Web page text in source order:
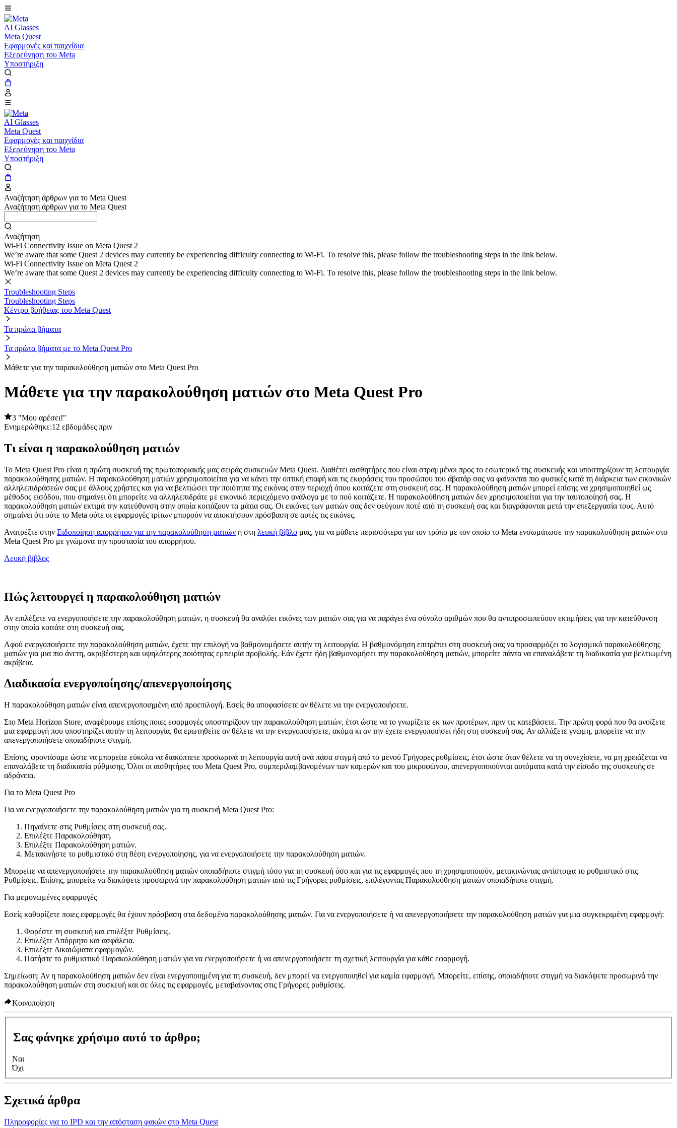
AI Glasses
Meta Quest
Εφαρμογές και παιχνίδια
Εξερεύνηση του Meta
Υποστήριξη
AI Glasses
Meta Quest
Εφαρμογές και παιχνίδια
Εξερεύνηση του Meta
Υποστήριξη
Αναζήτηση άρθρων για το Meta Quest
Αναζήτηση άρθρων για το Meta Quest
Αναζήτηση
Wi-Fi Connectivity Issue on Meta Quest 2
We’re aware that some Quest 2 devices may currently be experiencing difficulty connecting to Wi-Fi. To resolve this, please follow the troubleshooting steps in the link below.
Wi-Fi Connectivity Issue on Meta Quest 2
We’re aware that some Quest 2 devices may currently be experiencing difficulty connecting to Wi-Fi. To resolve this, please follow the troubleshooting steps in the link below.
Troubleshooting Steps
Troubleshooting Steps
Κέντρο βοήθειας του Meta Quest
Τα πρώτα βήματα
Τα πρώτα βήματα με το Meta Quest Pro
Μάθετε για την παρακολούθηση ματιών στο Meta Quest Pro
Μάθετε για την παρακολούθηση ματιών στο Meta Quest Pro
3 "Μου αρέσει!"
Ενημερώθηκε:12 εβδομάδες πριν
Τι είναι η παρακολούθηση ματιών
Το Meta Quest Pro είναι η πρώτη συσκευή της πρωτοποριακής μας σειράς συσκευών Meta Quest. Διαθέτει αισθητήρες που είναι στραμμένοι προς το εσωτερικό της συσκευής και υποστηρίζουν τη λειτουργία
παρακολούθησης ματιών. Η παρακολούθηση ματιών χρησιμοποιείται για να κάνει την οπτική επαφή και τις εκφράσεις του προσώπου του άβατάρ σας να φαίνονται πιο φυσικές κατά τη διάρκεια των εικονικών
αλληλεπιδράσεών σας με άλλους χρήστες και για να βελτιώσει την ποιότητα της εικόνας στην περιοχή όπου κοιτάζετε στη συσκευή σας. Η παρακολούθηση ματιών μπορεί επίσης να χρησιμοποιηθεί ως
μέθοδος εισόδου, που σημαίνει ότι μπορείτε να αλληλεπιδράτε με εικονικό περιεχόμενο ανάλογα με το πού κοιτάζετε. Η παρακολούθηση ματιών δεν χρησιμοποιείται για την ταυτοποίησή σας. Η
παρακολούθηση ματιών εκτιμά την κατεύθυνση στην οποία κοιτάζουν τα μάτια σας. Οι εικόνες των ματιών σας δεν φεύγουν ποτέ από τη συσκευή σας και διαγράφονται μετά την επεξεργασία τους. Αυτό
σημαίνει ότι ούτε το Meta ούτε οι εφαρμογές τρίτων μπορούν να αποκτήσουν πρόσβαση σε αυτές τις εικόνες.
Ανατρέξτε στην Ειδοποίηση απορρήτου για την παρακολούθηση ματιών ή στη λευκή βίβλο μας, για να μάθετε περισσότερα για τον τρόπο με τον οποίο το Meta ενσωμάτωσε την παρακολούθηση ματιών στο
Meta Quest Pro με γνώμονα την προστασία του απορρήτου.
Λευκή βίβλος
Πώς λειτουργεί η παρακολούθηση ματιών
Αν επιλέξετε να ενεργοποιήσετε την παρακολούθηση ματιών, η συσκευή θα αναλύει εικόνες των ματιών σας για να παράγει ένα σύνολο αριθμών που θα αντιπροσωπεύουν εκτιμήσεις για την κατεύθυνση
στην οποία κοιτάτε στη συσκευή σας.
Αφού ενεργοποιήσετε την παρακολούθηση ματιών, έχετε την επιλογή να βαθμονομήσετε αυτήν τη λειτουργία. Η βαθμονόμηση επιτρέπει στη συσκευή σας να προσαρμόζει το λογισμικό παρακολούθησης
ματιών για μια πιο άνετη, ακριβέστερη και υψηλότερης ποιότητας εμπειρία προβολής. Εάν έχετε ήδη βαθμονομήσει την παρακολούθηση ματιών, μπορείτε πάντα να επαναλάβετε τη διαδικασία για βελτιωμένη
ακρίβεια.
Διαδικασία ενεργοποίησης/απενεργοποίησης
Η παρακολούθηση ματιών είναι απενεργοποιημένη από προεπιλογή. Εσείς θα αποφασίσετε αν θέλετε να την ενεργοποιήσετε.
Στο Meta Horizon Store, αναφέρουμε επίσης ποιες εφαρμογές υποστηρίζουν την παρακολούθηση ματιών, έτσι ώστε να το γνωρίζετε εκ των προτέρων, πριν τις κατεβάσετε. Την πρώτη φορά που θα ανοίξετε
μια εφαρμογή που υποστηρίζει αυτήν τη λειτουργία, θα ερωτηθείτε αν θέλετε να την ενεργοποιήσετε, ακόμα κι αν την έχετε ενεργοποιήσει ήδη στη συσκευή σας. Αν αλλάξετε γνώμη, μπορείτε να την
απενεργοποιήσετε οποιαδήποτε στιγμή.
Επίσης, φροντίσαμε ώστε να μπορείτε εύκολα να διακόπτετε προσωρινά τη λειτουργία αυτή ανά πάσα στιγμή από το μενού Γρήγορες ρυθμίσεις, έτσι ώστε όταν θέλετε να τη συνεχίσετε, να μη χρειάζεται να
επαναλάβετε τη διαδικασία ρύθμισης. Όλοι οι αισθητήρες του Meta Quest Pro, συμπεριλαμβανομένων των καμερών και του μικροφώνου, απενεργοποιούνται αυτόματα κατά την είσοδο της συσκευής σε
αδράνεια.
Για το Meta Quest Pro
Για να ενεργοποιήσετε την παρακολούθηση ματιών για τη συσκευή Meta Quest Pro:
Πηγαίνετε στις Ρυθμίσεις στη συσκευή σας.
Επιλέξτε Παρακολούθηση.
Επιλέξτε Παρακολούθηση ματιών.
Μετακινήστε το ρυθμιστικό στη θέση ενεργοποίησης, για να ενεργοποιήσετε την παρακολούθηση ματιών.
Μπορείτε να απενεργοποιήσετε την παρακολούθηση ματιών οποιαδήποτε στιγμή τόσο για τη συσκευή όσο και για τις εφαρμογές που τη χρησιμοποιούν, μετακινώντας αντίστοιχα το ρυθμιστικό στις
Ρυθμίσεις. Επίσης, μπορείτε να διακόψετε προσωρινά την παρακολούθηση ματιών από τις Γρήγορες ρυθμίσεις, επιλέγοντας Παρακολούθηση ματιών οποιαδήποτε στιγμή.
Για μεμονωμένες εφαρμογές
Εσείς καθορίζετε ποιες εφαρμογές θα έχουν πρόσβαση στα δεδομένα παρακολούθησης ματιών. Για να ενεργοποιήσετε ή να απενεργοποιήσετε την παρακολούθηση ματιών για μια συγκεκριμένη εφαρμογή:
Φορέστε τη συσκευή και επιλέξτε Ρυθμίσεις.
Επιλέξτε Απόρρητο και ασφάλεια.
Επιλέξτε Δικαιώματα εφαρμογών.
Πατήστε το ρυθμιστικό Παρακολούθηση ματιών για να ενεργοποιήσετε ή να απενεργοποιήσετε τη σχετική λειτουργία για κάθε εφαρμογή.
Σημείωση: Αν η παρακολούθηση ματιών δεν είναι ενεργοποιημένη για τη συσκευή, δεν μπορεί να ενεργοποιηθεί για καμία εφαρμογή. Μπορείτε, επίσης, οποιαδήποτε στιγμή να διακόψετε προσωρινά την
παρακολούθηση ματιών στη συσκευή και σε όλες τις εφαρμογές, μεταβαίνοντας στις Γρήγορες ρυθμίσεις.
Κοινοποίηση
Σας φάνηκε χρήσιμο αυτό το άρθρο;
Ναι
Όχι
Σχετικά άρθρα
Πληροφορίες για το IPD και την απόσταση φακών στο Meta Quest